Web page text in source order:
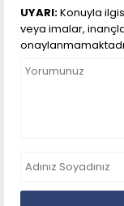
UYARI:Konuyla
veya imalar,